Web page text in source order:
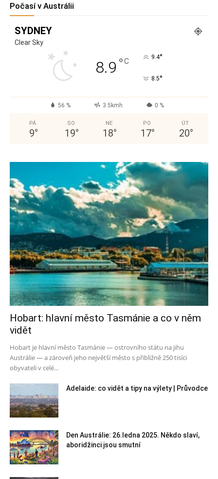
Počasí v Austrálii
SYDNEY
Clear Sky
8.9 °C 9.4°
8.5°
56 % 3.5kmh 0 %
PÁ
9°
SO
19°
NE
18°
PO
17°
ÚT
20°
Hobart: hlavní město Tasmánie a co v něm
vidět
Hobart je hlavní město Tasmánie — ostrovního státu na jihu
Austrálie — a zároveň jeho největší město s přibližně 250 tisíci
obyvateli v celé...
Adelaide: co vidět a tipy na výlety | Průvodce
Den Austrálie: 26.ledna 2025. Někdo slaví,
aboridžinci jsou smutní